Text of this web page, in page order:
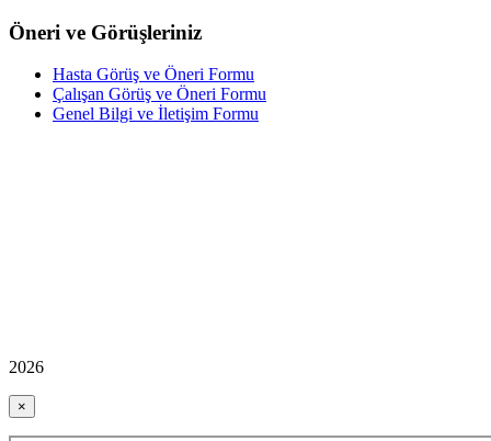
Öneri ve Görüşleriniz
Hasta Görüş ve Öneri Formu
Çalışan Görüş ve Öneri Formu
Genel Bilgi ve İletişim Formu
2026
×